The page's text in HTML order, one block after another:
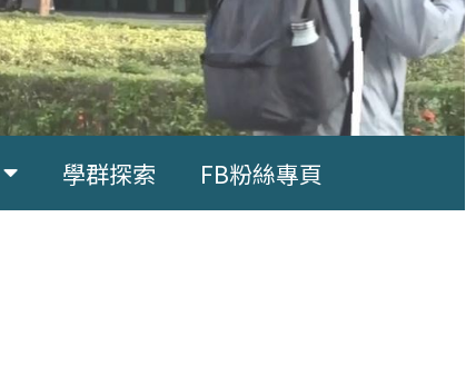
學群探索 FB粉絲專頁